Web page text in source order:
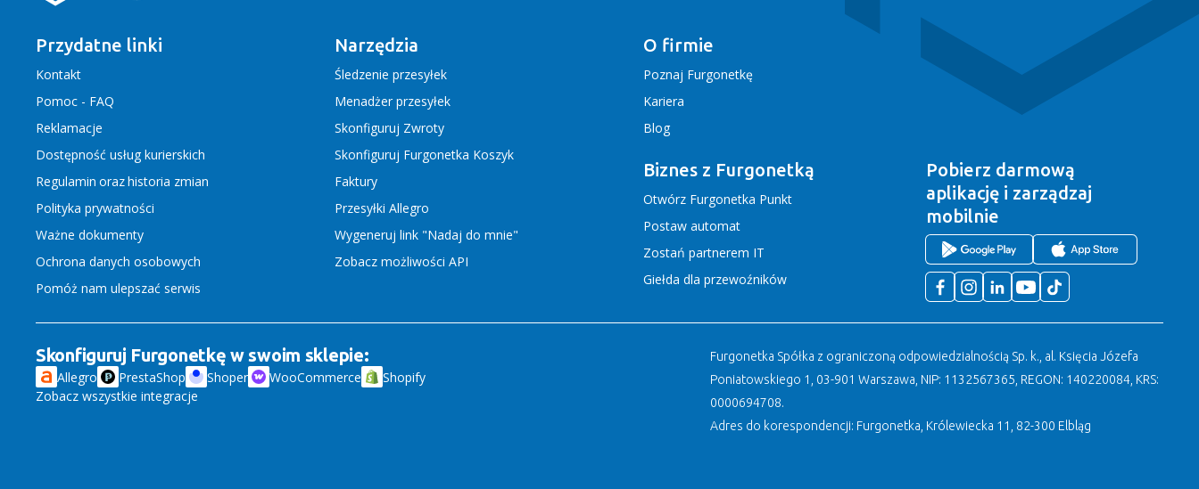
Przydatne linki
Kontakt
Pomoc - FAQ
Reklamacje
Dostępność usług kurierskich
Regulamin orazhistoria zmian
Polityka prywatności
Ważne dokumenty
Ochrona danych osobowych
Pomóż nam ulepszać serwis
Narzędzia
Śledzenie przesyłek
Menadżer przesyłek
Skonfiguruj Zwroty
Skonfiguruj Furgonetka Koszyk
Faktury
Przesyłki Allegro
Wygeneruj link "Nadaj do mnie"
Zobacz możliwości API
O firmie
Poznaj Furgonetkę
Kariera
Blog
Biznes z Furgonetką
Otwórz Furgonetka Punkt
Postaw automat
Zostań partnerem IT
Giełda dla przewoźników
Pobierz darmową
aplikację i zarządzaj
mobilnie
Skonfiguruj Furgonetkę w swoim sklepie:
Allegro PrestaShop Shoper WooCommerce
Shopify
Zobacz wszystkie integracje
Furgonetka Spółka z ograniczoną odpowiedzialnością Sp. k., al. Księcia Józefa
Poniatowskiego 1, 03-901 Warszawa, NIP: 1132567365, REGON: 140220084, KRS:
0000694708.
Adres do korespondencji: Furgonetka, Królewiecka 11, 82-300 Elbląg